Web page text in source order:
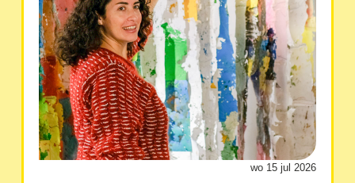
wo 15 jul 2026